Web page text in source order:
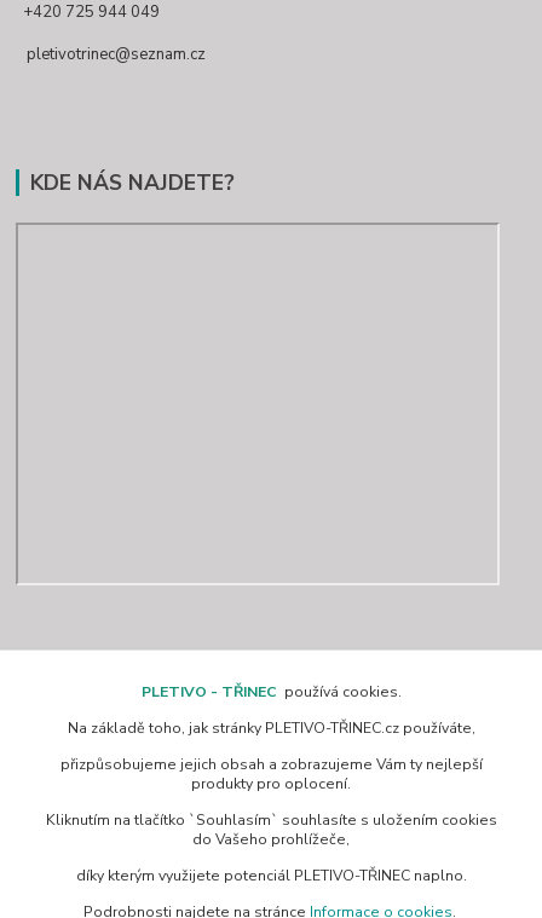
+420 725 944 049
pletivotrinec@seznam.cz
KDE NÁS NAJDETE?
www.pletivo-trinec.cz
Raszka Petr
+420 725 944 049
Denně 10.00–21.00 hod
pletivotrinec@seznam.cz
PLETIVO - TŘINEC používá cookies.
Na základě toho, jak stránky PLETIVO-TŘINEC.cz používáte,
přizpůsobujeme jejich obsah a zobrazujeme Vám ty nejlepší
produkty pro oplocení.
Kliknutím na tlačítko `Souhlasím` souhlasíte s uložením cookies
do Vašeho prohlížeče,
díky kterým využijete potenciál PLETIVO-TŘINEC naplno.
Podrobnosti najdete na stránce Informace o cookies.